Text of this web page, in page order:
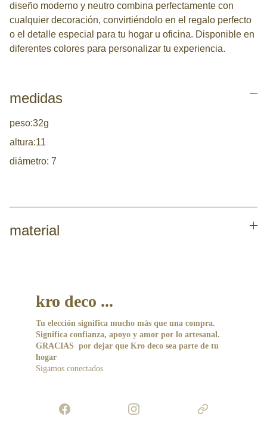
diseño moderno y neutro combina perfectamente con
cualquier decoración, convirtiéndolo en el regalo perfecto
o el detalle especial para tu hogar u oficina. Disponible en
diferentes colores para personalizar tu experiencia.
medidas
peso:32g
altura:11
diámetro: 7
material
kro deco ...
Tu elección significa mucho más que una compra.
Significa confianza, apoyo y amor por lo artesanal.
GRACIAS  por dejar que Kro deco sea parte de tu
hogar
Sigamos conectados